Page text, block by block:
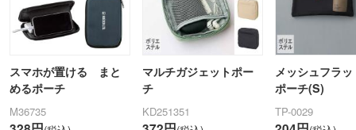
スマホが置ける まと
めるポーチ
M36735
マルチガジェットポー
チ
KD251351
メッシュフラ
ポーチ(S)
TP-0029